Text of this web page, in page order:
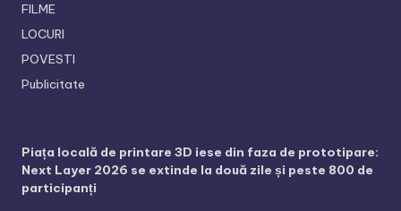
FILME
LOCURI
POVESTI
Publicitate
Piața locală de printare 3D iese din faza de prototipare:
Next Layer 2026 se extinde la două zile și peste 800 de
participanți